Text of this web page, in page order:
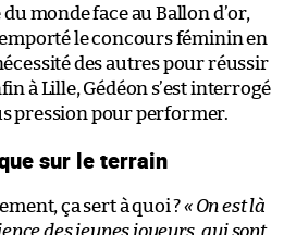
monde face au Ballon d’or,
le concours féminin en
des autres pour réussir
à Lille, Gédéon s’est interrogé
pression pour performer.
sur le terrain
ça sert à quoi ?« On est là